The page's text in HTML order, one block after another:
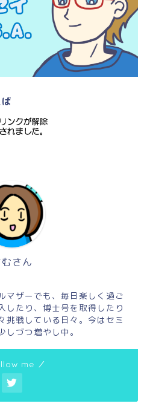
むさん
マザーでも、毎日楽しく過ご
したり、博士号を取得したり
挑戦している日々。今はセミ
しづつ増やし中。
me ／